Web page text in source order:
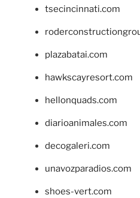
tsecincinnati.com
plazabatai.com
hawkscayresort.com
hellonquads.com
diarioanimales.com
decogaleri.com
unavozparadios.com
shoes-vert.com